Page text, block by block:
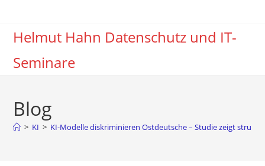
springenHelmut Hahn Datenschutz und IT-
Seminare
Blog
> KI > KI-Modelle diskriminieren Ostdeutsche – Studie zeigt